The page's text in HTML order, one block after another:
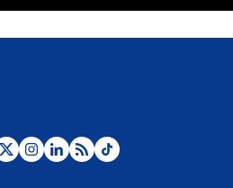
¿Por qué De la Espriella gobernará